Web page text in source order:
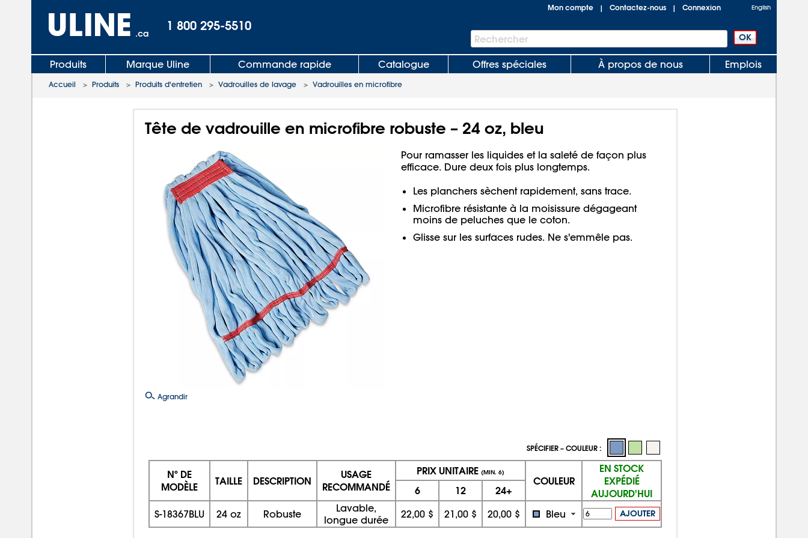
.ca
1 800 295-5510
Mon compte | Contactez-nous | Connexion English
Barre
de
recherche
Rechercher
Produits Marque Uline Commande rapide Catalogue Offres spéciales À propos de nous Emplois
Accueil > Produits > Produits d'entretien > Vadrouilles de lavage > Vadrouilles en microfibre
Tête de vadrouille en microfibre robuste – 24 oz, bleu
Agrandir
Pour ramasser les liquides et la saleté de façon plus
efficace. Dure deux fois plus longtemps.
Les planchers sèchent rapidement, sans trace.
Microfibre résistante à la moisissure dégageant
moins de peluches que le coton.
Glisse sur les surfaces rudes. Ne s'emmêle pas.
SPÉCIFIER – COULEUR :
Nº DE
MODÈLE
TAILLE DESCRIPTION
USAGE
RECOMMANDÉ
PRIX UNITAIRE (MIN. 6)
COULEUR
EN STOCK
EXPÉDIÉ
AUJOURD'HUI
6 12 24+
S-18367BLU 24 oz Robuste
Lavable,
longue durée
22,00 $ 21,00 $ 20,00 $ Bleu AJOUTER